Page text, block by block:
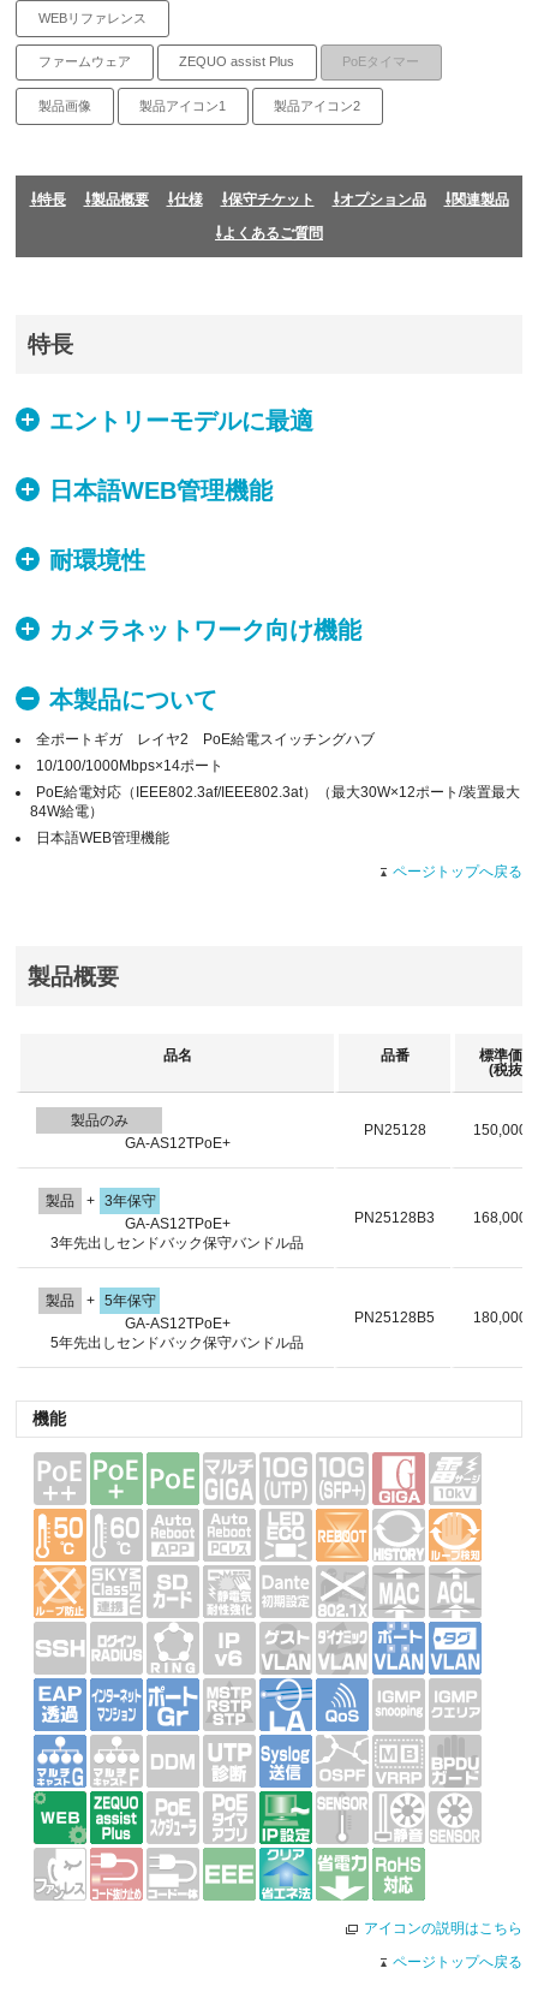
WEBリファレンス
ファームウェア ZEQUO assist Plus PoEタイマー
製品画像 製品アイコン1 製品アイコン2
特長 製品概要 仕様 保守チケット オプション品
関連製品
よくあるご質問
特長
エントリーモデルに最適
日本語WEB管理機能
耐環境性
カメラネットワーク向け機能
本製品について
全ポートギガ レイヤ2 PoE給電スイッチングハブ
10/100/1000Mbps×14ポート
PoE給電対応（IEEE802.3af/IEEE802.3at）（最大30W×12ポート/装置最大
84W給電）
日本語WEB管理機能
ページトップへ戻る
製品概要
品名 品番
標準価格
(税抜)
製品のみ
GA-AS12TPoE+
PN25128 150,000
製品 + 3年保守
GA-AS12TPoE+
3年先出しセンドバック保守バンドル品
PN25128B3 168,000
製品 + 5年保守
GA-AS12TPoE+
5年先出しセンドバック保守バンドル品
PN25128B5 180,000
機能
アイコンの説明はこちら
ページトップへ戻る